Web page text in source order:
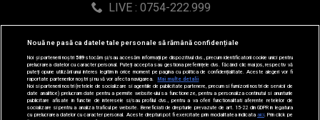
LIVE : 0754-222.999
WhatsApp: 0754-222.999
Nouă ne pasă ca datele tale personale să rămână confidențiale
Noi și partenerii noștri589stocăm și/sau accesăm informații pe dispozitivul dvs., precum identificatorii cookie unici pentru
prelucrarea datelor cu caracter personal. Puteți accepta sau gestiona preferințele dvs. făcând clic mai jos, respectiv vă
puteți opune utilizării unui interes legitim în orice moment pe pagina cu politica de confidențialitate. Aceste alegeri vor fi
raportate partenerilor noștri și nu vă vor afecta navigarea.
Mai multe detalii
Noi si partenerii nostri (retelele de socializare si agentiile de publicitate partenere, precum si furnizorii nostri de servicii de
date analitice) prelucram date pentru a permite website-ului sa functioneze, pentru a personaliza continutul si anunturile
publicitare afisate in functie de interesele si/sau profilul dvs., pentru a va oferi functionalitati aferente retelelor de
socializare si pentru a analiza traficul pe website. Beneficiati de drepturile prevazute de art. 15-22 din GDPR in legatura
cu prelucrarea datelor cu caracter personal. Aceste drepturi pot fi exercitate prin modalitatea indicataaici . Prin click pe